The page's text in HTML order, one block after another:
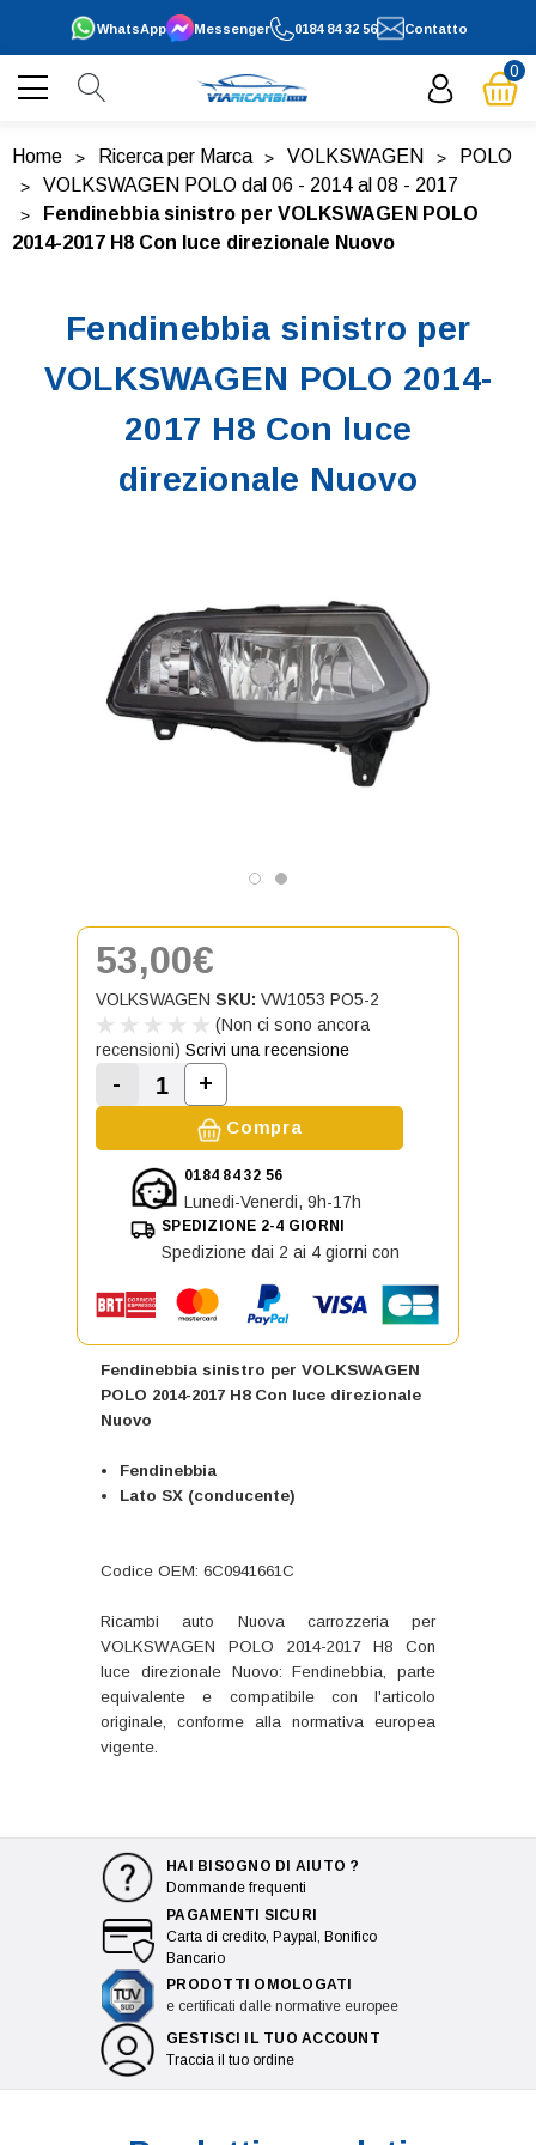
0184 84 32 56
WhatsApp Contatto
Messenger
0
Home Ricerca per Marca VOLKSWAGEN
POLO
VOLKSWAGEN POLO dal 06 - 2014 al 08 - 2017
Fendinebbia sinistro per VOLKSWAGEN POLO
2014-2017 H8 Con luce direzionale Nuovo
Fendinebbia sinistro per
VOLKSWAGEN POLO 2014-
2017 H8 Con luce
direzionale Nuovo
Fendinebbia sinistro per VOLKSWAGEN
POLO 2014-2017 H8 Con luce direzionale
Nuovo
Fendinebbia
Lato SX (conducente)
Codice OEM: 6C0941661C
Ricambi auto Nuova carrozzeria per
VOLKSWAGEN POLO 2014-2017 H8 Con
luce direzionale Nuovo: Fendinebbia, parte
equivalente e compatibile con l'articolo
originale, conforme alla normativa europea
vigente.
53,00€
VOLKSWAGEN SKU: VW1053 PO5-2
(Non ci sono ancora
recensioni) Scrivi una recensione
Diminuisci la quantità di Fendinebbia
-
Aumenta la quantità di
+
Compra
0184 84 32 56
Lunedi-Venerdi, 9h-17h
SPEDIZIONE 2-4 GIORNI
Spedizione dai 2 ai 4 giorni con
HAI BISOGNO DI AIUTO ?
Dommande frequenti
PAGAMENTI SICURI
Carta di credito, Paypal, Bonifico
Bancario
PRODOTTI OMOLOGATI
e certificati dalle normative europee
GESTISCI IL TUO ACCOUNT
Traccia il tuo ordine